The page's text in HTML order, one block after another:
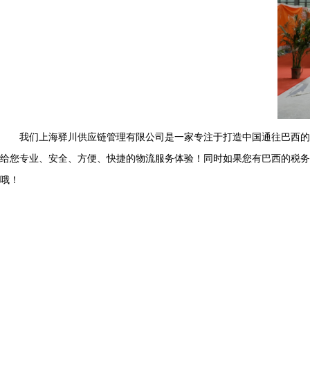
我们上海驿川供应链管理有限公司是一家专注于打造中国通往巴西
给您专业、安全、方便、快捷的物流服务体验！同时如果您有巴西的税
哦！